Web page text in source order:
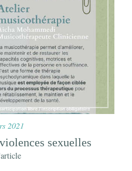
2021
sexuelles